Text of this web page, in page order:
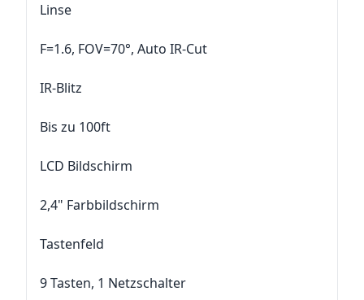
Linse
F=1.6, FOV=70°, Auto IR-Cut
IR-Blitz
Bis zu 100ft
LCD Bildschirm
2,4" Farbbildschirm
Tastenfeld
9 Tasten, 1 Netzschalter